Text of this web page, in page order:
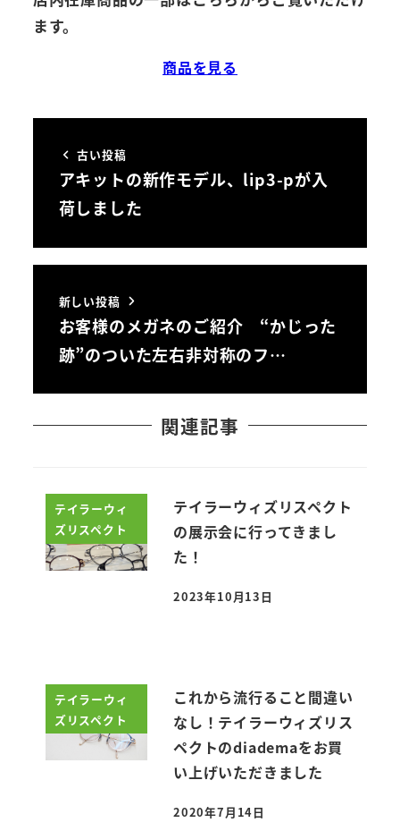
ます。
商品を見る
古い投稿
アキットの新作モデル、lip3-pが入
荷しました
新しい投稿
お客様のメガネのご紹介 “かじった
跡”のついた左右非対称のフ…
関連記事
テイラーウィ
ズリスペクト
テイラーウィズリスペクト
の展示会に行ってきまし
た！
投稿日
2023年10月13日
テイラーウィ
ズリスペクト
これから流行ること間違い
なし！テイラーウィズリス
ペクトのdiademaをお買
い上げいただきました
投稿日
2020年7月14日